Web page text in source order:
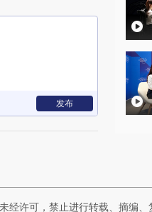
发布
许可，禁止进行转载、摘编、